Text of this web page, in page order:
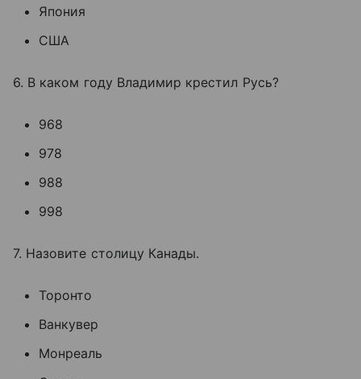
Япония
США
6. В каком году Владимир крестил Русь?
968
978
988
998
7. Назовите столицу Канады.
Торонто
Ванкувер
Монреаль